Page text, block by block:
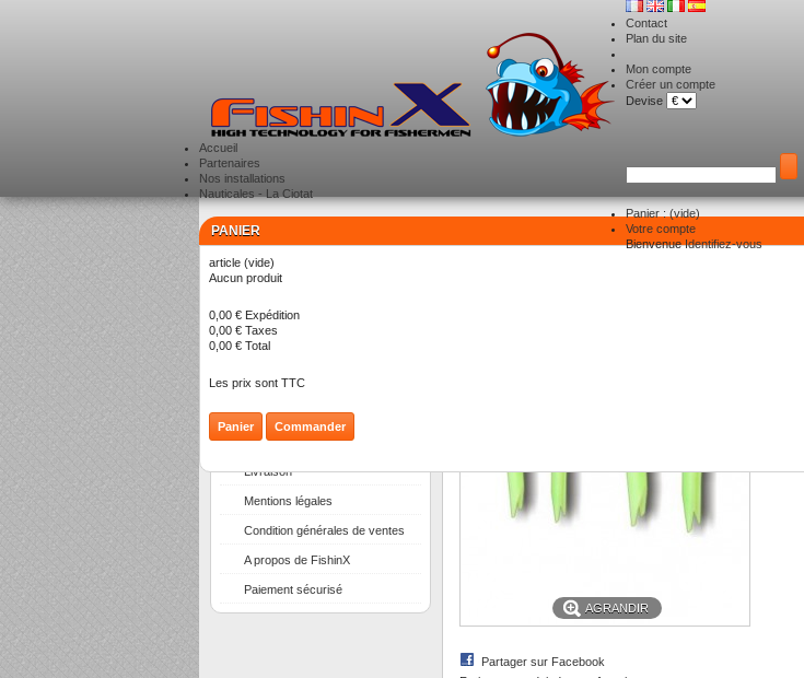
Contact
Plan du site
Mon compte
Créer un compte
Devise
Panier : (vide)
Votre compte
BienvenueIdentifiez-vous
Accueil
Partenaires
Nos installations
Nauticales - La Ciotat
PANIER
article (vide)
Aucun produit
0,00 € Expédition
0,00 € Taxes
0,00 € Total
Les prix sont TTC
Panier Commander
CATÉGORIES
INFORMATION
Livraison
Mentions légales
Condition générales de ventes
A propos de FishinX
Paiement sécurisé
> Big Game > Accessoires > Cosse pour bas de ligne
AGRANDIR
Partager sur Facebook